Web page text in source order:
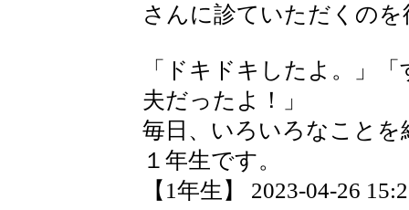
さんに診ていただくの
「ドキドキしたよ。」
夫だったよ！」
毎日、いろいろなこと
１年生です。
【1年生】 2023-04-26